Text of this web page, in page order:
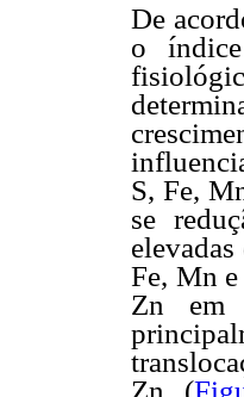
De
o
S, Fe,
se
Fe, Mn
Zn em
Zn (